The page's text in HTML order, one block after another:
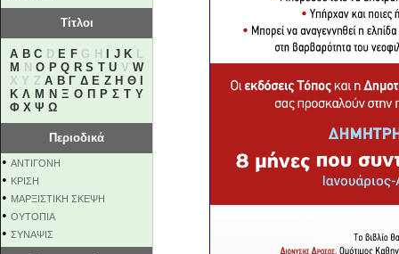
Τίτλοι
A B C D E FG H J K L
M
N O P Q R S T U V W
X Y ZΑ Β Γ Δ Ε Ζ Η Θ
Κ Λ Μ Ν Ξ Ο Π Ρ Σ Τ Υ
Φ Χ Ψ Ω
Περιοδικά
• ΑΝΤΙΓΟΝΗ
• ΚΡΙΣΗ
• ΜΑΡΞΙΣΤΙΚΗ ΣΚΕΨΗ
• ΟΥΤΟΠΙΑ
• ΣΥΝΑΨΙΣ